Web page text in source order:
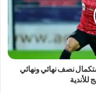
نصف نهائي ونهائي
للأندية